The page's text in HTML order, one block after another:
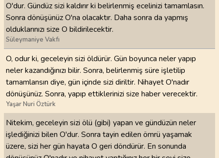
O'dur. Gündüz sizi kaldırır ki belirlenmiş ecelinizi tamamlasın.
Sonra dönüşünüz O'na olacaktır. Daha sonra da yapmış
olduklarınızı size O bildirilecektir.
Süleymaniye Vakfı
O, odur ki, geceleyin sizi öldürür. Gün boyunca neler yapıp
neler kazandığınızı bilir. Sonra, belirlenmiş süre işletilip
tamamlansın diye, gün içinde sizi diriltir. Nihayet O'nadır
dönüşünüz. Sonra, yapıp ettiklerinizi size haber verecektir.
Yaşar Nuri Öztürk
Nitekim, geceleyin sizi ölü (gibi) yapan ve gündüzün neler
işlediğinizi bilen O'dur. Sonra tayin edilen ömrü yaşamak
üzere, sizi her gün hayata O geri döndürür. En sonunda